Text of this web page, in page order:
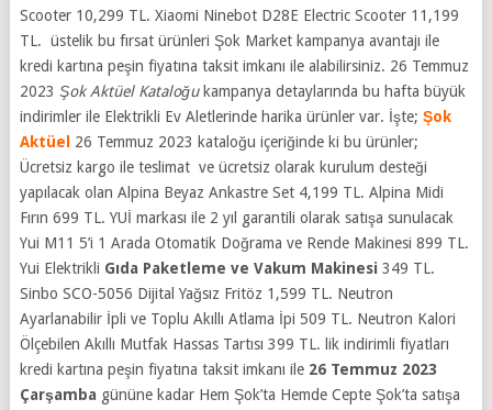
Scooter 10,299 TL. Xiaomi Ninebot D28E Electric Scooter 11,199
TL. üstelik bu fırsat ürünleri Şok Market kampanya avantajı ile
kredi kartına peşin fiyatına taksit imkanı ile alabilirsiniz. 26 Temmuz
2023 Şok Aktüel Kataloğukampanya detaylarında bu hafta büyük
indirimler ile Elektrikli Ev Aletlerinde harika ürünler var. İşte; Şok
Aktüel
26 Temmuz 2023 kataloğu içeriğinde ki bu ürünler;
Ücretsiz kargo ile teslimat ve ücretsiz olarak kurulum desteği
yapılacak olan Alpina Beyaz Ankastre Set 4,199 TL. Alpina Midi
Fırın 699 TL. YUİ markası ile 2 yıl garantili olarak satışa sunulacak
Yui M11 5’i 1 Arada Otomatik Doğrama ve Rende Makinesi 899 TL.
Yui Elektrikli Gıda Paketleme ve Vakum Makinesi 349 TL.
Sinbo SCO-5056 Dijital Yağsız Fritöz 1,599 TL. Neutron
Ayarlanabilir İpli ve Toplu Akıllı Atlama İpi 509 TL. Neutron Kalori
Ölçebilen Akıllı Mutfak Hassas Tartısı 399 TL. lik indirimli fiyatları
kredi kartına peşin fiyatına taksit imkanı ile 26 Temmuz 2023
Çarşamba gününe kadar Hem Şok’ta Hemde Cepte Şok’ta satışa